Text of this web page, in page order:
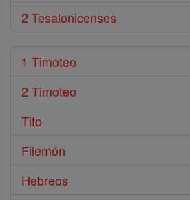
2 Tesalonicenses
1 Timoteo
2 Timoteo
Tito
Filemón
Hebreos